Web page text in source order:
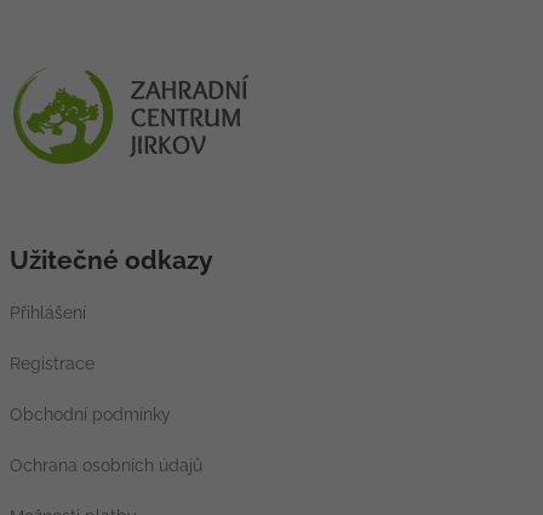
Užitečné odkazy
Přihlášení
Registrace
Obchodní podmínky
Ochrana osobních údajů